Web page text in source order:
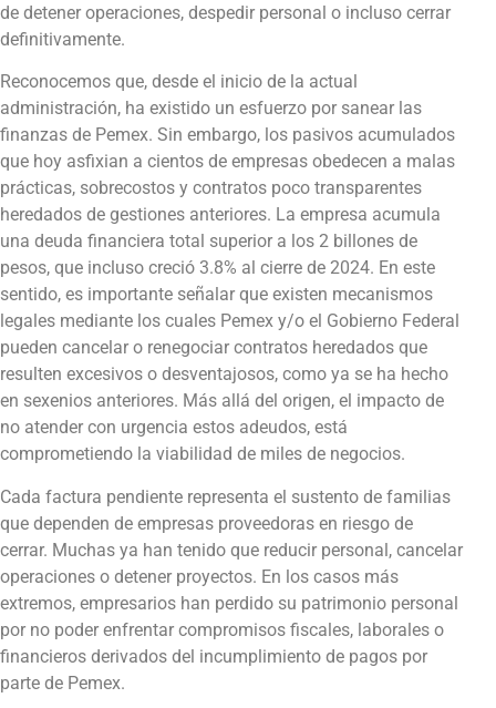
de detener operaciones, despedir personal o incluso cerrar
definitivamente.
Reconocemos que, desde el inicio de la actual
administración, ha existido un esfuerzo por sanear las
finanzas de Pemex. Sin embargo, los pasivos acumulados
que hoy asfixian a cientos de empresas obedecen a malas
prácticas, sobrecostos y contratos poco transparentes
heredados de gestiones anteriores. La empresa acumula
una deuda financiera total superior a los 2 billones de
pesos, que incluso creció 3.8% al cierre de 2024. En este
sentido, es importante señalar que existen mecanismos
legales mediante los cuales Pemex y/o el Gobierno Federal
pueden cancelar o renegociar contratos heredados que
resulten excesivos o desventajosos, como ya se ha hecho
en sexenios anteriores. Más allá del origen, el impacto de
no atender con urgencia estos adeudos, está
comprometiendo la viabilidad de miles de negocios.
Cada factura pendiente representa el sustento de familias
que dependen de empresas proveedoras en riesgo de
cerrar. Muchas ya han tenido que reducir personal, cancelar
operaciones o detener proyectos. En los casos más
extremos, empresarios han perdido su patrimonio personal
por no poder enfrentar compromisos fiscales, laborales o
financieros derivados del incumplimiento de pagos por
parte de Pemex.